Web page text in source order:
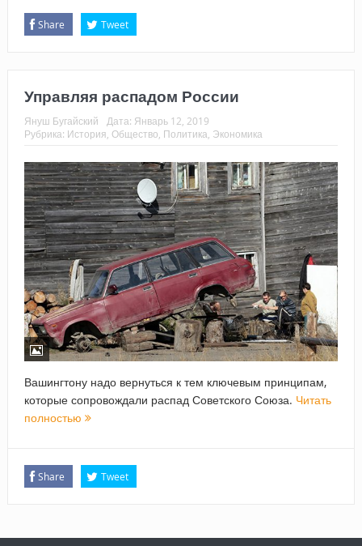
Share Tweet
Управляя распадом России
Януш Бугайский Дата: Январь 12, 2019
Рубрика: История, Общество, Политика, Экономика
Вашингтону надо вернуться к тем ключевым принципам,
которые сопровождали распад Советского Союза. Читать
полностью
Share Tweet